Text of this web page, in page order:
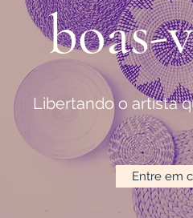
boas-
Libertando o artista
Entre em